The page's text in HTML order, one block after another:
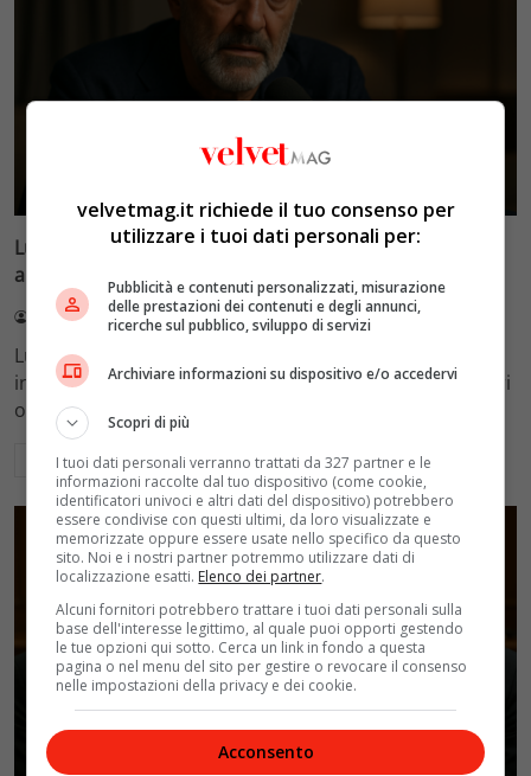
Luca Barbareschi si racconta: amori travolgenti,
autodistruzione e il difficile rapporto con la paternità
Redazione VelvetMAG 4 Agosto 2026
Luca Barbareschi si racconta a 70 anni in un'intervista
intima: rivela otto relazioni contemporanee, tre ricoveri
ospedalieri e il suo difficile rapporto con la paternità
Leggi di più
velvetmag.it richiede il tuo consenso per
utilizzare i tuoi dati personali per:
Pubblicità e contenuti personalizzati, misurazione
delle prestazioni dei contenuti e degli annunci,
ricerche sul pubblico, sviluppo di servizi
Archiviare informazioni su dispositivo e/o accedervi
Scopri di più
I tuoi dati personali verranno trattati da 327 partner e le
informazioni raccolte dal tuo dispositivo (come cookie,
identificatori univoci e altri dati del dispositivo) potrebbero
essere condivise con questi ultimi, da loro visualizzate e
memorizzate oppure essere usate nello specifico da questo
sito. Noi e i nostri partner potremmo utilizzare dati di
localizzazione esatti. Elenco dei partner.
Alcuni fornitori potrebbero trattare i tuoi dati personali sulla
base dell'interesse legittimo, al quale puoi opporti gestendo
le tue opzioni qui sotto. Cerca un link in fondo a questa
pagina o nel menu del sito per gestire o revocare il consenso
nelle impostazioni della privacy e dei cookie.
Acconsento